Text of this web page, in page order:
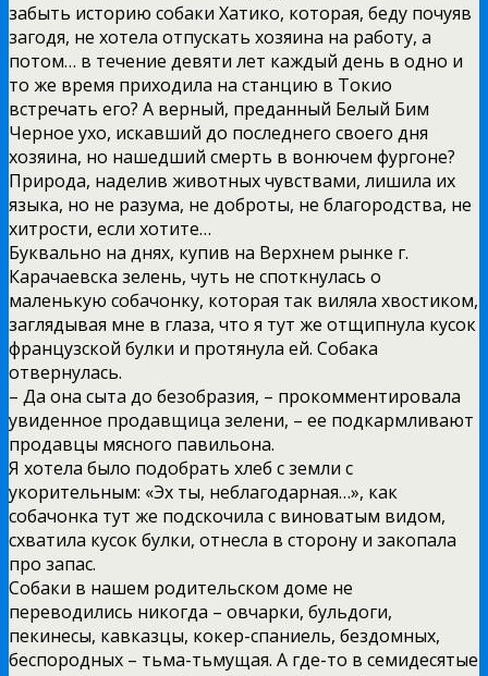
забыть историю собаки Хатико, которая, беду почуяв
загодя, не хотела отпускать хозяина на работу, а
потом… в течение девяти лет каждый день в одно и
то же время приходила на станцию в Токио
встречать его? А верный, преданный Белый Бим
Черное ухо, искавший до последнего своего дня
хозяина, но нашедший смерть в вонючем фургоне?
Природа, наделив животных чувствами, лишила их
языка, но не разума, не доброты, не благородства, не
хитрости, если хотите…
Буквально на днях, купив на Верхнем рынке г.
Карачаевска зелень, чуть не споткнулась о
маленькую собачонку, которая так виляла хвостиком,
заглядывая мне в глаза, что я тут же отщипнула кусок
французской булки и протянула ей. Собака
отвернулась.
– Да она сыта до безобразия, – прокомментировала
увиденное продавщица зелени, – ее подкармливают
продавцы мясного павильона.
Я хотела было подобрать хлеб с земли с
укорительным: «Эх ты, неблагодарная…», как
собачонка тут же подскочила с виноватым видом,
схватила кусок булки, отнесла в сторону и закопала
про запас.
Собаки в нашем родительском доме не
переводились никогда – овчарки, бульдоги,
пекинесы, кавказцы, кокер-спаниель, бездомных,
беспородных – тьма-тьмущая. А где-то в семидесятые